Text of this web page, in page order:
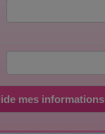
mes informations